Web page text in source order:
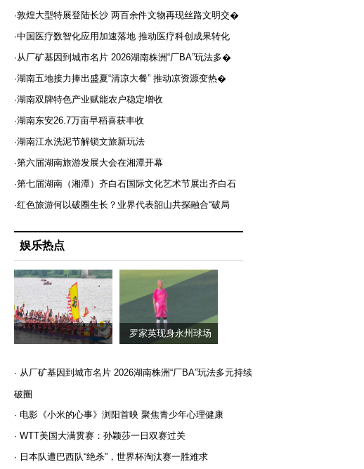
·敦煌大型特展登陆长沙 两百余件文物再现丝路文明交�
·中国医疗数智化应用加速落地 推动医疗科创成果转化
·从厂矿基因到城市名片 2026湖南株洲“厂BA”玩法多�
·湖南五地接力捧出盛夏“清凉大餐” 推动凉资源变热�
·湖南双牌特色产业赋能农户稳定增收
·湖南东安26.7万亩早稻喜获丰收
·湖南江永洗泥节解锁文旅新玩法
·第六届湖南旅游发展大会在湘潭开幕
·第七届湖南（湘潭）齐白石国际文化艺术节展出齐白石
·红色旅游何以破圈生长？业界代表韶山共探融合“破局
娱乐热点
罗家英现身永州球场
· 从厂矿基因到城市名片 2026湖南株洲“厂BA”玩法多元持续
破圈
· 电影《小米的心事》浏阳首映 聚焦青少年心理健康
· WTT美国大满贯赛：孙颖莎一日双赛过关
· 日本队遭巴西队“绝杀”，世界杯淘汰赛一胜难求